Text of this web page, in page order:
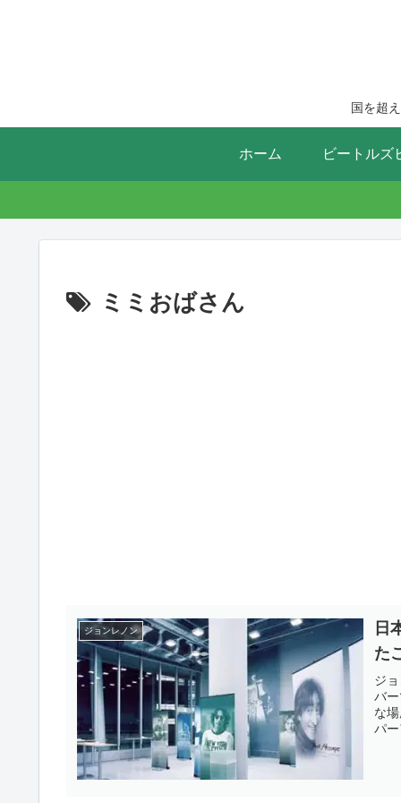
国を超
ホーム ビートルズ
ミミおばさん
ジョンレノン
日
た
ジ
バ
な
パ